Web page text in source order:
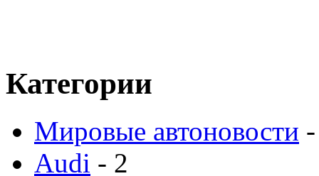
Категории
Мировые автоновости
Audi - 2